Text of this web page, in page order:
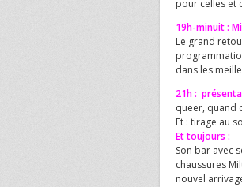
pour celles et
19h-minuit :
Le grand
dans les
21h :
queer, quand
Et : tirage au
Et toujours :
Son bar avec
chaussures
nouvel